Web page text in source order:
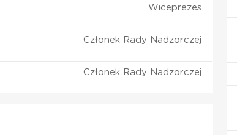
Wiceprezes
Członek Rady Nadzorczej
Członek Rady Nadzorczej